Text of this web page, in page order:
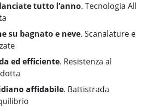
tutto l’anno. Tecnologia All
su bagnato e neve. Scanalature e
ed efficiente. Resistenza al
affidabile. Battistrada